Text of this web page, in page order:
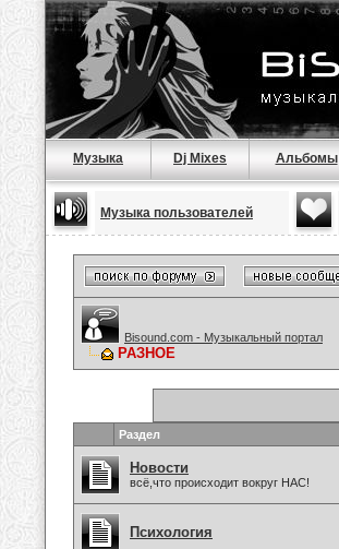
Музыка Dj Mixes Альбомы
Музыка пользователей
Bisound.com - Музыкальный портал
РАЗНОЕ
Раздел
Новости
всё,что происходит вокруг НАС!
Психология